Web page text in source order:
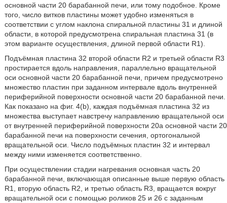
основной части 20 барабанной печи, или тому подобное. Кроме
того, число витков пластины может удобно изменяться в
соответствии с углом наклона спиральной пластины 31 и длиной
области, в которой предусмотрена спиральная пластина 31 (в
этом варианте осуществления, длиной первой области R1).
Подъёмная пластина 32 второй области R2 и третьей области R3
простирается вдоль направления, параллельно вращательной
оси основной части 20 барабанной печи, причем предусмотрено
множество пластин при заданном интервале вдоль внутренней
периферийной поверхности основной части 20 барабанной печи.
Как показано на фиг. 4(b), каждая подъёмная пластина 32 из
множества выступает навстречу направлению вращательной оси
от внутренней периферийной поверхности 20a основной части 20
барабанной печи на поверхности сечения, ортогональной
вращательной оси. Число подъёмных пластин 32 и интервал
между ними изменяется соответственно.
При осуществлении стадии нагревания основная часть 20
барабанной печи, включающая описанные выше первую область
R1, вторую область R2, и третью область R3, вращается вокруг
вращательной оси с помощью роликов 25 и 26 с заданным